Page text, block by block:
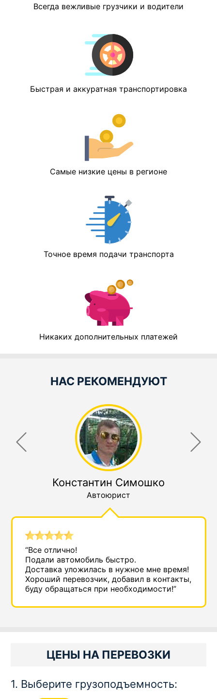
Всегда вежливые грузчики и водители
Быстрая и аккуратная транспортировка
Самые низкие цены в регионе
Точное время подачи транспорта
Никаких дополнительных платежей
НАС РЕКОМЕНДУЮТ
Константин Симошко
Автоюрист
“Все отлично!
Подали автомобиль быстро.
Доставка уложилась в нужное мне время!
Хороший перевозчик, добавил в контакты,
буду обращаться при необходимости!”
ЦЕНЫ НА ПЕРЕВОЗКИ
1. Выберите грузоподъемность: